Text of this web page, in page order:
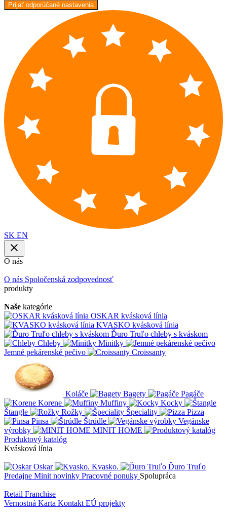
Prijať odporúčané nastavenia
SK EN
O nás
O nás Spoločenská zodpovednosť
produkty
Naše kategórie
OSKAR kvásková línia
KVASKO kvásková línia
Ďuro Truľo chleby s kváskom
Chleby
Minitky
Jemné pekárenské pečivo
Croissanty
Koláče Bagety
Pagáče
Korene
Muffiny
Kocky
Štangle
Rožky Špeciality
Pizza
Pinsa
Štrúdle
Vegánske
výrobky
MINIT HOME
Produktový katalóg
Kvásková línia
Oskar Kvasko.
Ďuro Truľo
Predajne Minit novinky Pracovné ponuky Spolupráca
Retail Franchise
Vernostná Karta Kontakt EÚ projekty